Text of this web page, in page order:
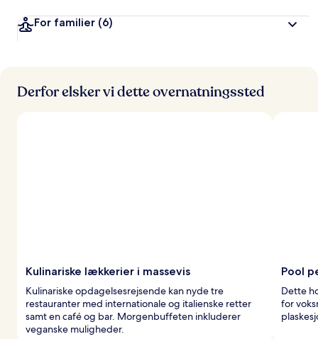
For familier (6)
Derfor elsker vi dette overnatningssted
Kulinariske lækkerier i massevis
Kulinariske opdagelsesrejsende kan nyde tre
restauranter med internationale og italienske retter
samt en café og bar. Morgenbuffeten inkluderer
veganske muligheder.
Pool
Dette
for